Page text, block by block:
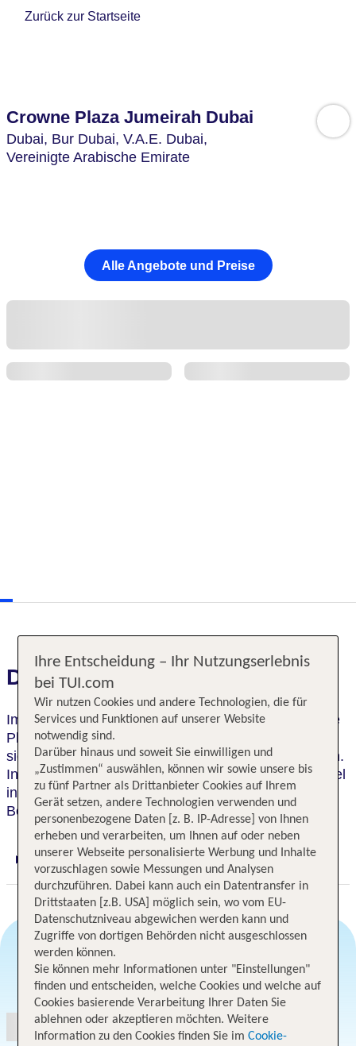
Zurück zur Startseite
Crowne Plaza Jumeirah Dubai
Dubai, Bur Dubai, V.A.E. Dubai,
Vereinigte Arabische Emirate
Alle Angebote und Preise
Das erwartet Sie
Im Herzen von Jumeirah gelegen, bietet das Crowne
Plaza Jumeirah Dubai 252 Zimmer und Suiten, die
sich perfekt für Geschäfts- und Urlaubsreisen eignen.
In zentraler Lage an der Al Mina Road, liegt das Hotel
in der Nähe der Sheikh Zayed Road, des Jumeirah
Beach, Port Rashid und der Dubai Maritime City.
Digitaler und telefonischer 24/7 TUI Service
Angebotsauswahl
Ihre Entscheidung – Ihr Nutzungserlebnis
bei TUI.com
Wir nutzen Cookies und andere Technologien, die für
Services und Funktionen auf unserer Website
notwendig sind.
Darüber hinaus und soweit Sie einwilligen und
„Zustimmen“ auswählen, können wir sowie unsere bis
zu fünf Partner als Drittanbieter Cookies auf Ihrem
Gerät setzen, andere Technologien verwenden und
personenbezogene Daten [z. B. IP-Adresse] von Ihnen
erheben und verarbeiten, um Ihnen auf oder neben
unserer Webseite personalisierte Werbung und Inhalte
vorzuschlagen sowie Messungen und Analysen
durchzuführen. Dabei kann auch ein Datentransfer in
Drittstaaten [z.B. USA] möglich sein, wo vom EU-
Datenschutzniveau abgewichen werden kann und
Zugriffe von dortigen Behörden nicht ausgeschlossen
werden können.
Sie können mehr Informationen unter "Einstellungen"
finden und entscheiden, welche Cookies und welche auf
Cookies basierende Verarbeitung Ihrer Daten Sie
ablehnen oder akzeptieren möchten. Weitere
Information zu den Cookies finden Sie im Cookie-